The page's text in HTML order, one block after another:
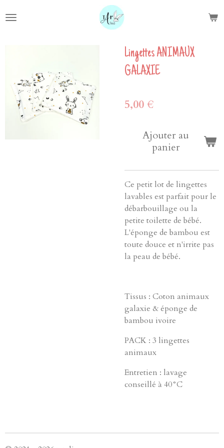
au
Lingettes ANIMAUX
GALAXIE
5,00 €
Ajouter au
panier
Ce petit lot de lingettes
lavables est parfait pour le
débarbouillage ou la
petite toilette de bébé.
L'éponge de bambou est
toute douce et n'irrite pas
la peau de bébé.
Tissus : Coton animaux
galaxie & éponge de
bambou ivoire
PACK : 3 lingettes
animaux
Entretien : lavage
conseillé à 40°C